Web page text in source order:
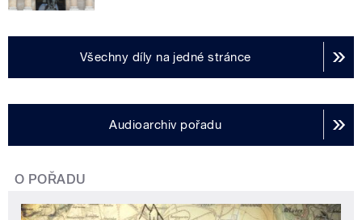
Všechny díly na jedné stránce
Audioarchiv pořadu
O POŘADU